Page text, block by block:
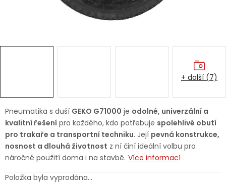
Pneumatika s duší GEKO G71000 je odolné, univerzální a
kvalitní řešení pro každého, kdo potřebuje spolehlivé obutí
pro trakaře a transportní techniku. Její pevná konstrukce,
nosnost a dlouhá životnost z ní činí ideální volbu pro
náročné použití doma i na stavbě. Více informací
Položka byla vyprodána…
+ další (7)